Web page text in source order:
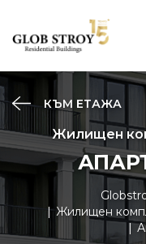
КЪМ ЕТАЖА
Жилищен
Жилищен